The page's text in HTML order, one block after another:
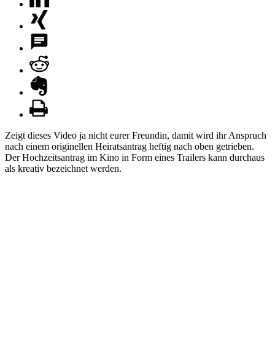
Zeigt dieses Video ja nicht eurer Freundin, damit wird ihr Anspruch
nach einem originellen Heiratsantrag heftig nach oben getrieben.
Der Hochzeitsantrag im Kino in Form eines Trailers kann durchaus
als kreativ bezeichnet werden.